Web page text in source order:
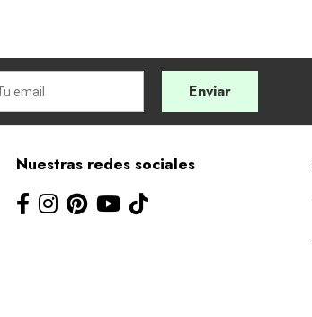
Enviar
Nuestras redes sociales